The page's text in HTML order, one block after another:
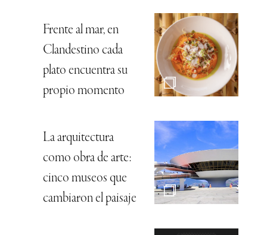
Frente al mar, en
Clandestino cada
plato encuentra su
propio momento
La arquitectura
como obra de arte:
cinco museos que
cambiaron el paisaje